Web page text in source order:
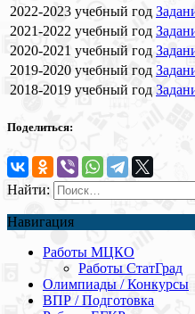
2022-2023 учебный год
2021-2022 учебный год
2020-2021 учебный год
2019-2020 учебный год
2018-2019 учебный год
Поделиться:
Найти:
Навигация
Работы МЦКО
Работы СтатГрад
Олимпиады / Конкурсы
ВПР / Подготовка